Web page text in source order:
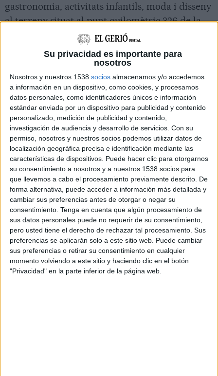
Su privacidad es importante para
nosotros
Nosotros y nuestros 1538 socios almacenamos y/o accedemos
a información en un dispositivo, como cookies, y procesamos
datos personales, como identificadores únicos e información
estándar enviada por un dispositivo para publicidad y contenido
personalizado, medición de publicidad y contenido,
investigación de audiencia y desarrollo de servicios. Con su
permiso, nosotros y nuestros socios podemos utilizar datos de
localización geográfica precisa e identificación mediante las
características de dispositivos. Puede hacer clic para otorgarnos
su consentimiento a nosotros y a nuestros 1538 socios para
que llevemos a cabo el procesamiento previamente descrito. De
forma alternativa, puede acceder a información más detallada y
cambiar sus preferencias antes de otorgar o negar su
consentimiento. Tenga en cuenta que algún procesamiento de
sus datos personales puede no requerir de su consentimiento,
pero usted tiene el derecho de rechazar tal procesamiento. Sus
preferencias se aplicarán solo a este sitio web. Puede cambiar
sus preferencias o retirar su consentimiento en cualquier
momento volviendo a este sitio y haciendo clic en el botón
"Privacidad" en la parte inferior de la página web.
gastronomia, activitats infantils, moda i disseny
al terreny situat al punt quilomètric 326 de la
carretera C-31 que va de Girona a Palamós.
Els organitzadors calculen que en dotze dies
passaran pel recinte unes 50.000 persones.
Enguany, el White Summer també comptarà
amb una selecció d'expositors que vendran les
seves creacions al market del festival.
D’altra banda, desde l’escenari Occident i
l’escenari Alhambra s'oferiran més de25
actuacions musicals en directeamb artistes com
Ladilla Rusa, Arde Bogotá, Cariño o el tribut a
la banda Mecano Héroes de la Antartida, entre
d’altres. A més, de concerts pensats per als més
petits de la casa com l'espectacle de Gerónimo
Stilton que obrirà el certamen amb una obra
única i exclusiva per a l'ocasió.
L'onzena edició del White Summer oferirà